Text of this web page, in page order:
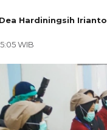
Dea Hardiningsih Irianto
WIB